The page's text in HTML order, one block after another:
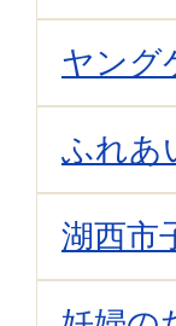
ヤング
ふれあ
湖西市